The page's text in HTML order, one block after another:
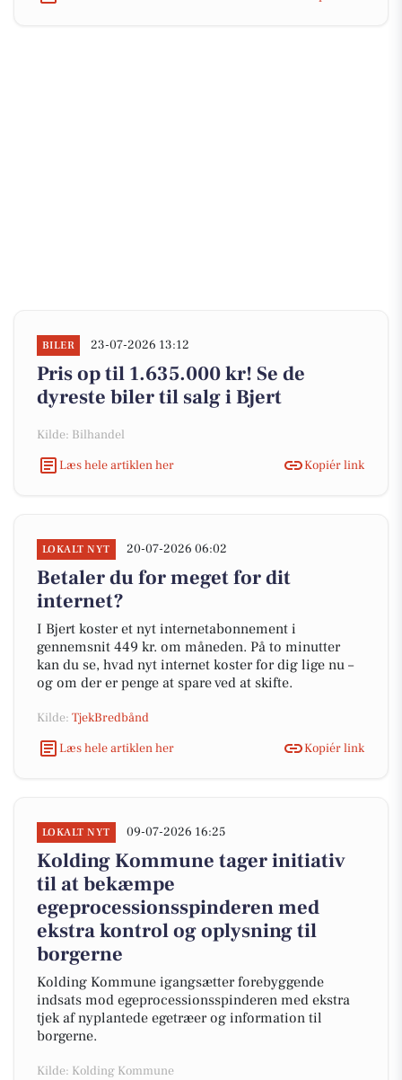
BILER 23-07-2026 13:12
Pris op til 1.635.000 kr! Se de
dyreste biler til salg i Bjert
Kilde: Bilhandel
Læs hele artiklen her
Kopiér link
LOKALT NYT 20-07-2026 06:02
Betaler du for meget for dit
internet?
I Bjert koster et nyt internetabonnement i
gennemsnit 449 kr. om måneden. På to minutter
kan du se, hvad nyt internet koster for dig lige nu –
og om der er penge at spare ved at skifte.
Kilde: TjekBredbånd
Læs hele artiklen her
Kopiér link
LOKALT NYT 09-07-2026 16:25
Kolding Kommune tager initiativ
til at bekæmpe
egeprocessionsspinderen med
ekstra kontrol og oplysning til
borgerne
Kolding Kommune igangsætter forebyggende
indsats mod egeprocessionsspinderen med ekstra
tjek af nyplantede egetræer og information til
borgerne.
Kilde: Kolding Kommune